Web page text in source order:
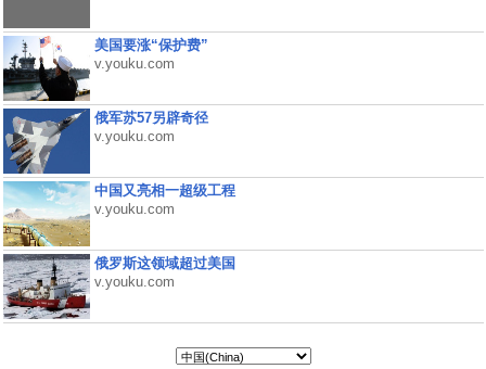
美国要涨“保护费”
v.youku.com
俄军苏57另辟奇径
v.youku.com
中国又亮相一超级工程
v.youku.com
俄罗斯这领域超过美国
v.youku.com